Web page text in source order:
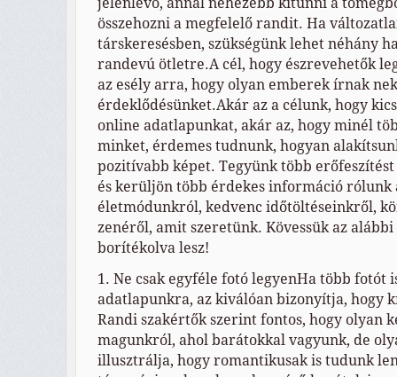
összehozni a megfelelő randit. Ha
társkeresésben, szükségünk lehet néhány
randevú ötletre.A cél, hogy észrevehetők
az esély arra, hogy olyan emberek írnak
érdeklődésünket.Akár az a célunk, hogy
online adatlapunkat, akár az, hogy minél
minket, érdemes tudnunk, hogyan
pozitívabb képet. Tegyünk több
és kerüljön több érdekes információ rólunk
életmódunkról, kedvenc időtöltéseinkről,
zenéről, amit szeretünk. Kövessük az
borítékolva lesz!
1. Ne csak egyféle fotó legyenHa több fotót
adatlapunkra, az kiválóan bizonyítja, hogy
Randi szakértők szerint fontos, hogy olyan
magunkról, ahol barátokkal vagyunk, de
illusztrálja, hogy romantikusak is tudunk